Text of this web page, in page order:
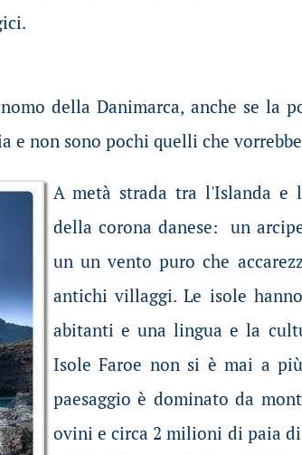
della Danimarca, anche se la
e non sono pochi quelli che
A metà strada tra l'Islanda e
della corona danese: un
un un vento puro che
antichi villaggi. Le isole
abitanti e una lingua e la
Isole Faroe non si è mai a
paesaggio è dominato da
ovini e circa 2 milioni di paia